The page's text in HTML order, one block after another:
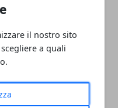
il nostro sito
a quali